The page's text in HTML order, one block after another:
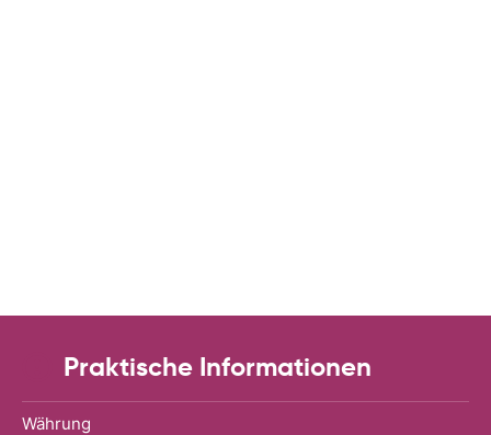
Praktische Informationen
Währung